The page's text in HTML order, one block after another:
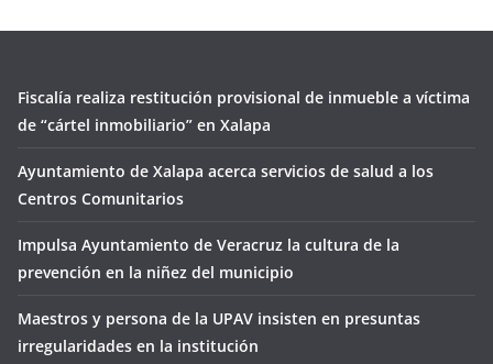
Fiscalía realiza restitución provisional de inmueble a víctima
de “cártel inmobiliario” en Xalapa
Ayuntamiento de Xalapa acerca servicios de salud a los
Centros Comunitarios
Impulsa Ayuntamiento de Veracruz la cultura de la
prevención en la niñez del municipio
Maestros y persona de la UPAV insisten en presuntas
irregularidades en la institución